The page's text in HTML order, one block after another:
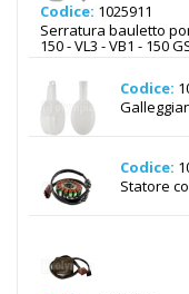
Codice: 1025911
Serratura bauletto
150 - VL3 - VB1 - 150
Codice:
Codice:
Statore